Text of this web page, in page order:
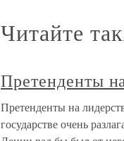
Читайте
Претенденты
Претенденты на
государстве очень